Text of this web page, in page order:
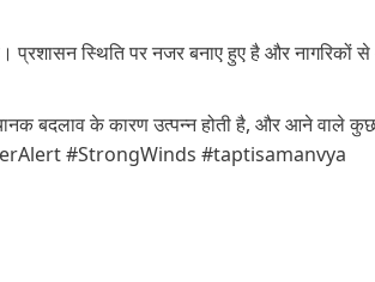
प्रशासन स्थिति पर नजर बनाए हुए है और नागरिकों
बदलाव के कारण उत्पन्न होती है, और आने वाले
#StrongWinds #taptisamanvya